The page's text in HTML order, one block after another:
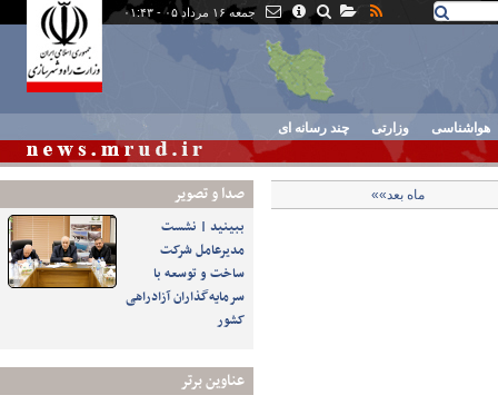
جمعه ۱۶ مرداد ۰۵ - ۰۱:۴۳
هواشناسی وزارتی چند رسانه ای
صدا و تصوير
ببینید | نشست
مدیرعامل شرکت
ساخت و توسعه با
سرمایه‌گذاران آزادراهی
کشور
عناوین برتر
ماه بعد»»